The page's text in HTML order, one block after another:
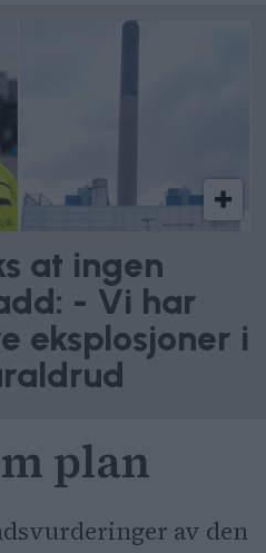
at ingen
- Vi har
eksplosjoner i
plan
av den